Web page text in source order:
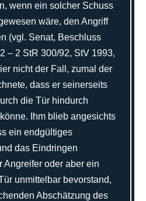
wenn ein solcher Schuss
wäre, den Angriff
(vgl. Senat, Beschluss
– 2 StR 300/92, StV 1993,
nicht der Fall, zumal der
dass er seinerseits
die Tür hindurch
Ihm blieb angesichts
ein endgültiges
das Eindringen
Angreifer oder aber ein
unmittelbar bevorstand,
Abschätzung des